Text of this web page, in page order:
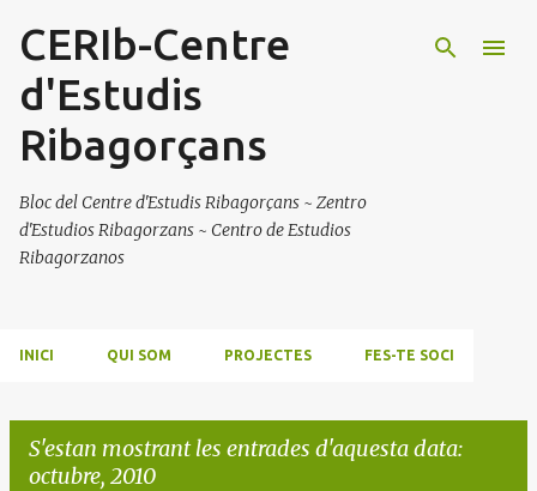
Salta al contingut principal
CERIb-Centre
d'Estudis
Ribagorçans
Bloc del Centre d'Estudis Ribagorçans ~ Zentro
d'Estudios Ribagorzans ~ Centro de Estudios
Ribagorzanos
INICI QUI SOM PROJECTES FES-TE SOCI
S'estan mostrant les entrades d'aquesta data:
octubre, 2010